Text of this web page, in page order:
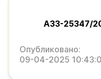
А33-25347/
Опубликовано:
09-04-2025